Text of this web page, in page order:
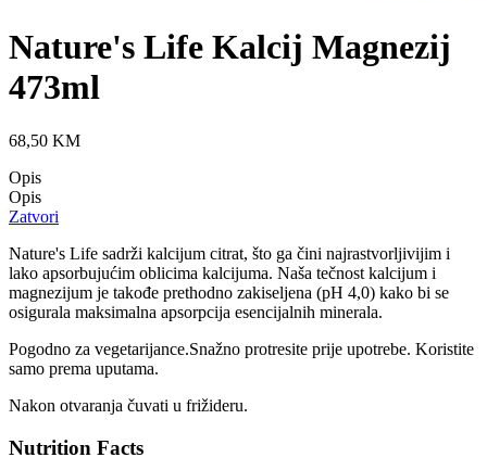
Nature's Life Kalcij Magnezij
473ml
68,50 KM
Opis
Opis
Zatvori
Nature's Life sadrži kalcijum citrat, što ga čini najrastvorljivijim i
lako apsorbujućim oblicima kalcijuma. Naša tečnost kalcijum i
magnezijum je takođe prethodno zakiseljena (pH 4,0) kako bi se
osigurala maksimalna apsorpcija esencijalnih minerala.
Pogodno za vegetarijance.Snažno protresite prije upotrebe. Koristite
samo prema uputama.
Nakon otvaranja čuvati u frižideru.
Nutrition Facts